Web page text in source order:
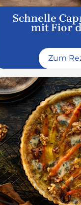
Schnelle
mit Fior
Zum